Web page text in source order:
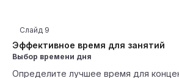
Эффективное время для занятий
Слайд 9
Выбор времени дня
Определите лучшее время для